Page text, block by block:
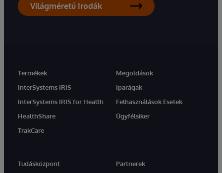
Világméretű Irodák
Termékek
InterSystems IRIS
InterSystems IRIS for Health
HealthShare
TrakCare
Megoldások
Iparágak
Felhasználások Esetek
Ügyfélsiker
Tudásközpont
Partnerek